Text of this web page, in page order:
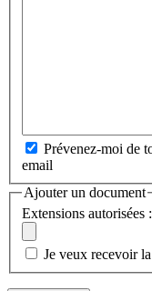
Prévenez-moi de
email
Ajouter un document
Extensions autorisées
Je veux recevoir